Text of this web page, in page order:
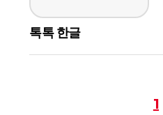
톡톡 한글
1